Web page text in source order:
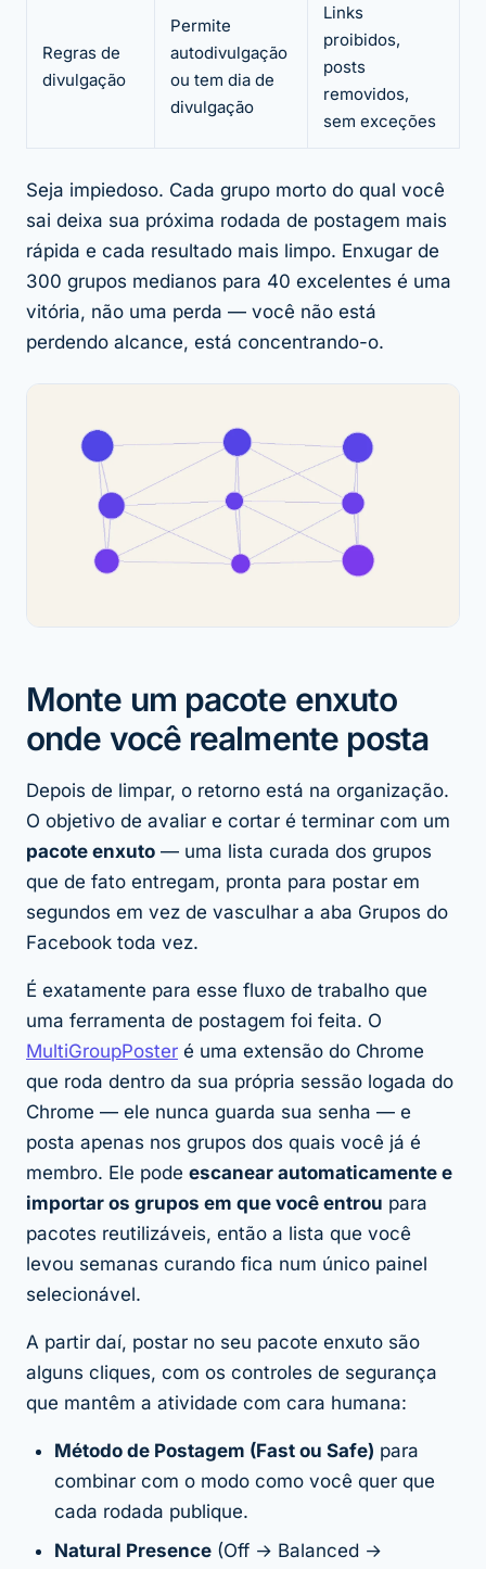
Regras de
divulgação
Permite
autodivulgação
ou tem dia de
divulgação
Links
proibidos,
posts
removidos,
sem exceções
Seja impiedoso. Cada grupo morto do qual você
sai deixa sua próxima rodada de postagem mais
rápida e cada resultado mais limpo. Enxugar de
300 grupos medianos para 40 excelentes é uma
vitória, não uma perda — você não está
perdendo alcance, está concentrando-o.
Monte um pacote enxuto
onde você realmente posta
Depois de limpar, o retorno está na organização.
O objetivo de avaliar e cortar é terminar com um
pacote enxuto — uma lista curada dos grupos
que de fato entregam, pronta para postar em
segundos em vez de vasculhar a aba Grupos do
Facebook toda vez.
É exatamente para esse fluxo de trabalho que
uma ferramenta de postagem foi feita. O
MultiGroupPoster é uma extensão do Chrome
que roda dentro da sua própria sessão logada do
Chrome — ele nunca guarda sua senha — e
posta apenas nos grupos dos quais você já é
membro. Ele pode escanear automaticamente e
importar os grupos em que você entrou para
pacotes reutilizáveis, então a lista que você
levou semanas curando fica num único painel
selecionável.
A partir daí, postar no seu pacote enxuto são
alguns cliques, com os controles de segurança
que mantêm a atividade com cara humana:
Método de Postagem (Fast ou Safe) para
combinar com o modo como você quer que
cada rodada publique.
Natural Presence (Off → Balanced →